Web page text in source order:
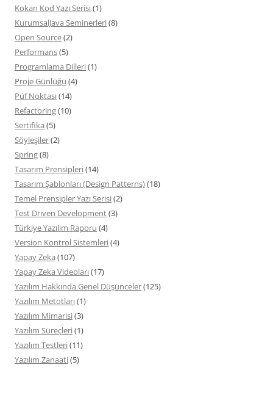
Kokan Kod Yazı Serisi(1)
KurumsalJava Seminerleri(8)
Open Source(2)
Performans(5)
Programlama Dilleri(1)
Proje Günlüğü (4)
Püf Noktası(14)
Refactoring(10)
Sertifika (5)
Söyleşiler(2)
Spring(8)
Tasarım Prensipleri(14)
Tasarım Şablonları (Design Patterns)(18)
Temel Prensipler Yazı Serisi(2)
Test Driven Development(3)
Türkiye Yazılım Raporu (4)
Version Kontrol Sistemleri(4)
Yapay Zeka (107)
Yapay Zeka Videoları(17)
Yazılım Hakkında Genel Düşünceler(125)
Yazılım Metotları(1)
Yazılım Mimarisi(3)
Yazılım Süreçleri(1)
Yazılım Testleri(11)
Yazılım Zanaati(5)